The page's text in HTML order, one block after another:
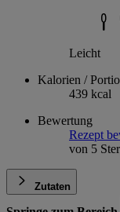
Leicht
Kalorien /
439 kcal
Bewertung
Rezept
von 5
Zutaten